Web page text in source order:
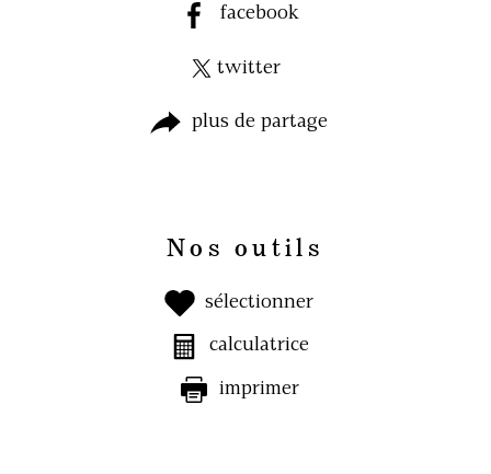
facebook
twitter
plus de partage
Nos outils
sélectionner
calculatrice
imprimer